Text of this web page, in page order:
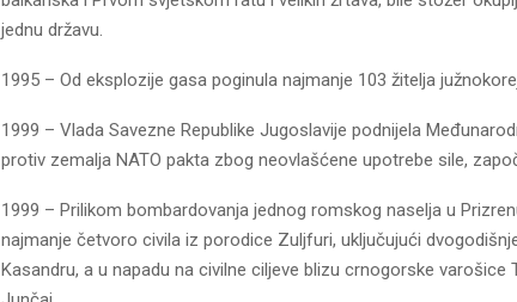
jednu državu.
1995 – Od eksplozije gasa poginula najmanje 103 žitelja
1999 – Vlada Savezne Republike Jugoslavije podnijela
protiv zemalja NATO pakta zbog neovlašćene upotrebe sile,
1999 – Prilikom bombardovanja jednog romskog naselja u
najmanje četvoro civila iz porodice Zuljfuri, uključujući
Kasandru, a u napadu na civilne ciljeve blizu crnogorske varošice